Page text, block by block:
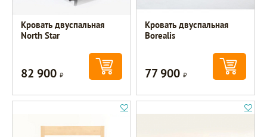
Кровать двуспальная
North Star
82 900Р
Кровать двуспальная
Borealis
77 900Р